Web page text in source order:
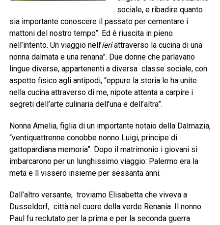
sociale, e ribadire quanto
sia importante conoscere il passato per cementare i
mattoni del nostro tempo”. Ed è riuscita in pieno
nell’intento. Un viaggio nell’ieriattraverso la cucina di una
nonna dalmata e una renana”. Due donne che parlavano
lingue diverse, appartenenti a diversa classe sociale, con
aspetto fisico agli antipodi, “eppure la storia le ha unite
nella cucina attraverso di me, nipote attenta a carpire i
segreti dell’arte culinaria dell’una e dell’altra”.
Nonna Amelia, figlia di un importante notaio della Dalmazia,
“ventiquattrenne conobbe nonno Luigi, principe di
gattopardiana memoria”. Dopo il matrimonio i giovani si
imbarcarono per un lunghissimo viaggio: Palermo era la
meta e lì vissero insieme per sessanta anni.
Dall’altro versante, troviamo Elisabetta che viveva a
Dusseldorf, città nel cuore della verde Renania. Il nonno
Paul fu reclutato per la prima e per la seconda guerra